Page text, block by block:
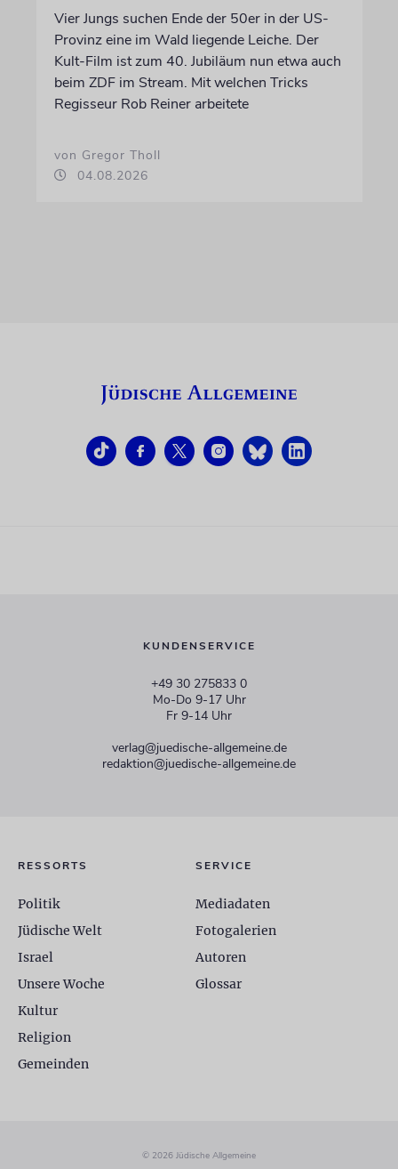
Vier Jungs suchen Ende der 50er in der US-
Provinz eine im Wald liegende Leiche. Der
Kult-Film ist zum 40. Jubiläum nun etwa auch
beim ZDF im Stream. Mit welchen Tricks
Regisseur Rob Reiner arbeitete
von Gregor Tholl
04.08.2026
KUNDENSERVICE
+49 30 275833 0
Mo-Do 9-17 Uhr
Fr 9-14 Uhr
verlag@juedische-allgemeine.de
redaktion@juedische-allgemeine.de
RESSORTS
Politik
Jüdische Welt
Israel
Unsere Woche
Kultur
Religion
Gemeinden
SERVICE
Mediadaten
Fotogalerien
Autoren
Glossar
© 2026 Jüdische Allgemeine